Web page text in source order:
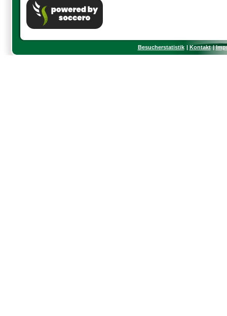
Besucherstatistik Kontakt